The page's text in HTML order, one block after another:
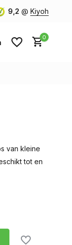
(Alleen Nederland)
9,2 @ Kiyoh
0
van kleine
tot en